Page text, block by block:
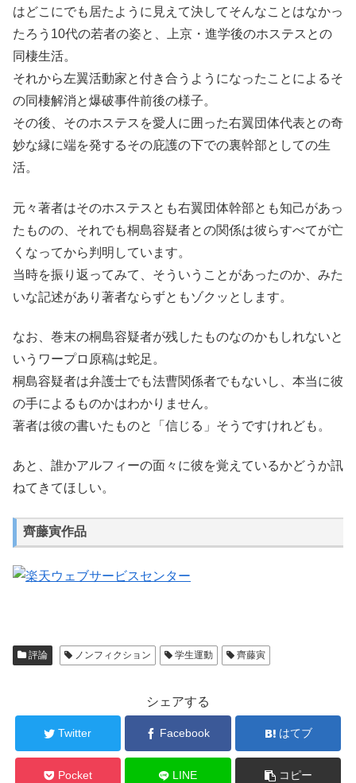
はどこにでも居たように見えて決してそんなことはなかっ
たろう10代の若者の姿と、上京・進学後のホステスとの
同棲生活。
それから左翼活動家と付き合うようになったことによるそ
の同棲解消と爆破事件前後の様子。
その後、そのホステスを愛人に囲った右翼団体代表との奇
妙な縁に端を発するその庇護の下での裏幹部としての生
活。
元々著者はそのホステスとも右翼団体幹部とも知己があっ
たものの、それでも桐島容疑者との関係は彼らすべてが亡
くなってから判明しています。
当時を振り返ってみて、そういうことがあったのか、みた
いな記述があり著者ならずともゾクッとします。
なお、巻末の桐島容疑者が残したものなのかもしれないと
いうワープロ原稿は蛇足。
桐島容疑者は弁護士でも法曹関係者でもないし、本当に彼
の手によるものかはわかりません。
著者は彼の書いたものと「信じる」そうですけれども。
あと、誰かアルフィーの面々に彼を覚えているかどうか訊
ねてきてほしい。
齊藤寅作品
評論 ノンフィクション 学生運動 齊藤寅
シェアする
Twitter Facebook はてブ
Pocket LINE コピー